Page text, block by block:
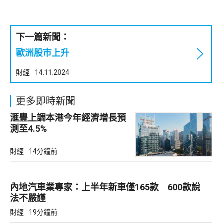
下一篇新聞：
歐洲股巿上升
財經 14.11.2024
更多即時新聞
滙豐上調本港今年經濟增長預
測至4.5%
財經 14分鐘前
內地汽車業專家：上半年新車僅165款 600款說
法不嚴謹
財經 19分鐘前